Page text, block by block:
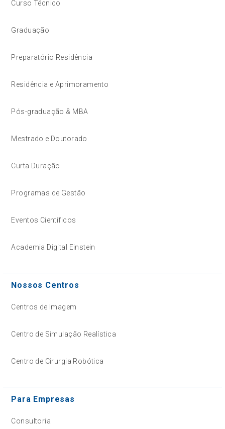
Curso Técnico
Graduação
Preparatório Residência
Residência e Aprimoramento
Pós-graduação & MBA
Mestrado e Doutorado
Curta Duração
Programas de Gestão
Eventos Científicos
Academia Digital Einstein
Nossos Centros
Centros de Imagem
Centro de Simulação Realística
Centro de Cirurgia Robótica
Para Empresas
Consultoria